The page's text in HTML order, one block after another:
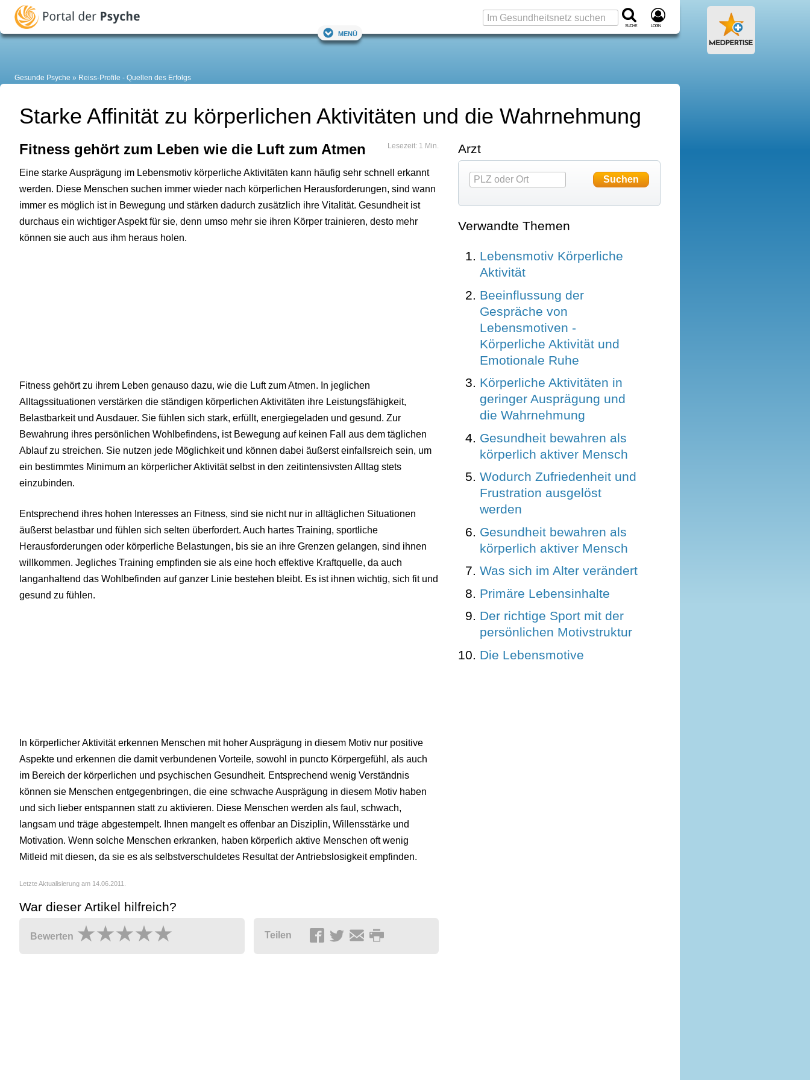
Suche Login
Menü
Gesunde Psyche Reiss-Profile - Quellen des Erfolgs
Starke Affinität zu körperlichen Aktivitäten und die Wahrnehmung
Lesezeit: 1 Min.
Fitness gehört zum Leben wie die Luft zum Atmen
Eine starke Ausprägung im Lebensmotiv körperliche Aktivitäten kann häufig sehr schnell erkannt
werden. Diese Menschen suchen immer wieder nach körperlichen Herausforderungen, sind wann
immer es möglich ist in Bewegung und stärken dadurch zusätzlich ihre Vitalität. Gesundheit ist
durchaus ein wichtiger Aspekt für sie, denn umso mehr sie ihren Körper trainieren, desto mehr
können sie auch aus ihm heraus holen.
Fitness gehört zu ihrem Leben genauso dazu, wie die Luft zum Atmen. In jeglichen
Alltagssituationen verstärken die ständigen körperlichen Aktivitäten ihre Leistungsfähigkeit,
Belastbarkeit und Ausdauer. Sie fühlen sich stark, erfüllt, energiegeladen und gesund. Zur
Bewahrung ihres persönlichen Wohlbefindens, ist Bewegung auf keinen Fall aus dem täglichen
Ablauf zu streichen. Sie nutzen jede Möglichkeit und können dabei äußerst einfallsreich sein, um
ein bestimmtes Minimum an körperlicher Aktivität selbst in den zeitintensivsten Alltag stets
einzubinden.
Entsprechend ihres hohen Interesses an Fitness, sind sie nicht nur in alltäglichen Situationen
äußerst belastbar und fühlen sich selten überfordert. Auch hartes Training, sportliche
Herausforderungen oder körperliche Belastungen, bis sie an ihre Grenzen gelangen, sind ihnen
willkommen. Jegliches Training empfinden sie als eine hoch effektive Kraftquelle, da auch
langanhaltend das Wohlbefinden auf ganzer Linie bestehen bleibt. Es ist ihnen wichtig, sich fit und
gesund zu fühlen.
In körperlicher Aktivität erkennen Menschen mit hoher Ausprägung in diesem Motiv nur positive
Aspekte und erkennen die damit verbundenen Vorteile, sowohl in puncto Körpergefühl, als auch
im Bereich der körperlichen und psychischen Gesundheit. Entsprechend wenig Verständnis
können sie Menschen entgegenbringen, die eine schwache Ausprägung in diesem Motiv haben
und sich lieber entspannen statt zu aktivieren. Diese Menschen werden als faul, schwach,
langsam und träge abgestempelt. Ihnen mangelt es offenbar an Disziplin, Willensstärke und
Motivation. Wenn solche Menschen erkranken, haben körperlich aktive Menschen oft wenig
Mitleid mit diesen, da sie es als selbstverschuldetes Resultat der Antriebslosigkeit empfinden.
Letzte Aktualisierung am 14.06.2011.
War dieser Artikel hilfreich?
Bewerten Teilen
Arzt
Verwandte Themen
Lebensmotiv Körperliche
Aktivität
Beeinflussung der
Gespräche von
Lebensmotiven -
Körperliche Aktivität und
Emotionale Ruhe
Körperliche Aktivitäten in
geringer Ausprägung und
die Wahrnehmung
Gesundheit bewahren als
körperlich aktiver Mensch
Wodurch Zufriedenheit und
Frustration ausgelöst
werden
Gesundheit bewahren als
körperlich aktiver Mensch
Was sich im Alter verändert
Primäre Lebensinhalte
Der richtige Sport mit der
persönlichen Motivstruktur
Die Lebensmotive